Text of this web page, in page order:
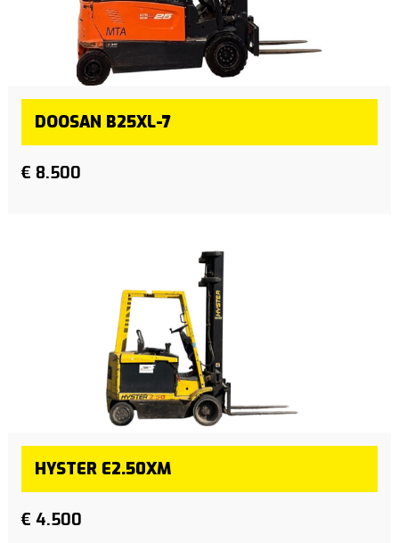
DOOSAN B25XL-7
€ 8.500
HYSTER E2.50XM
€ 4.500